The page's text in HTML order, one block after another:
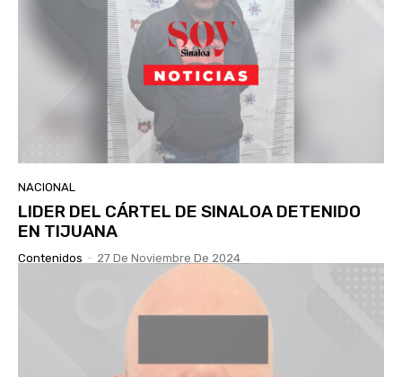
NACIONAL
LIDER DEL CÁRTEL DE SINALOA DETENIDO
EN TIJUANA
Contenidos - 27 De Noviembre De 2024